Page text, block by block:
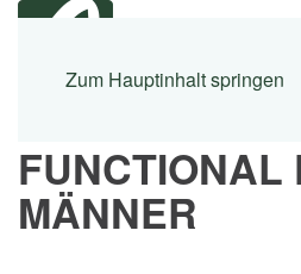
Zum Hauptinhalt springen
FUNCTIONAL
MÄNNER